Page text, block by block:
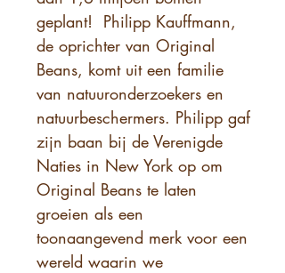
geplant! Philipp Kauffmann,
de oprichter van Original
Beans, komt uit een familie
van natuuronderzoekers en
natuurbeschermers. Philipp gaf
zijn baan bij de Verenigde
Naties in New York op om
Original Beans te laten
groeien als een
toonaangevend merk voor een
wereld waarin we